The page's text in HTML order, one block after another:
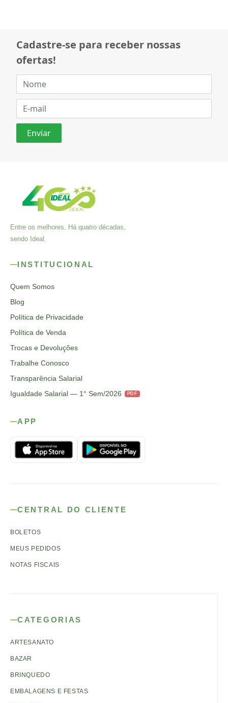
Cadastre-se para receber nossas
ofertas!
Entre os melhores. Há quatro décadas,
sendo Ideal.
INSTITUCIONAL
Quem Somos
Blog
Política de Privacidade
Política de Venda
Trocas e Devoluções
Trabalhe Conosco
Transparência Salarial
Igualdade Salarial — 1° Sem/2026
PDF
APP
CENTRAL DO CLIENTE
BOLETOS
MEUS PEDIDOS
NOTAS FISCAIS
CATEGORIAS
ARTESANATO
BAZAR
BRINQUEDO
EMBALAGENS E FESTAS